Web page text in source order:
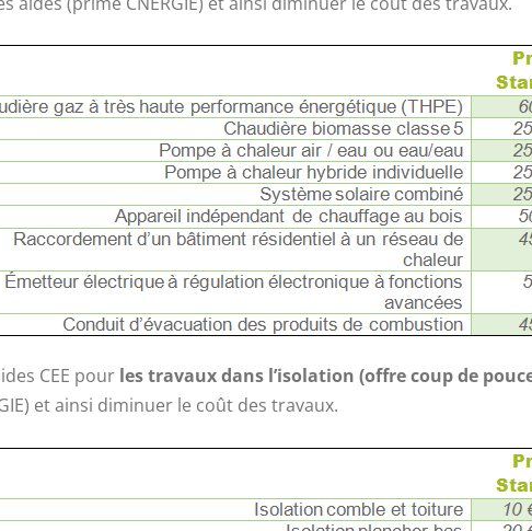
CEE pour les travaux dans l’isolation (offre coup de
et ainsi diminuer le coût des travaux.